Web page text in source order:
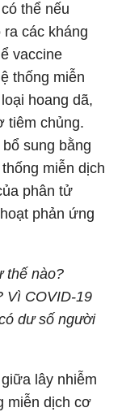
thể nếu
các kháng
vaccine
thống miễn
hoang dã,
tiêm chủng.
sung bằng
miễn dịch
phân tử
phản ứng
thế nào?
Vì COVID-19
dư số người
lây nhiễm
miễn dịch cơ